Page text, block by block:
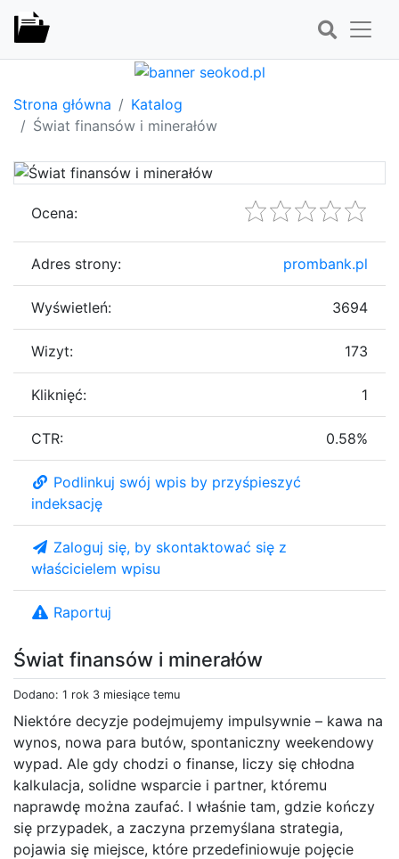
Strona główna
Katalog
Świat finansów i minerałów
Świat finansów i minerałów
Dodano: 1 rok 3 miesiące temu
Niektóre decyzje podejmujemy impulsywnie – kawa na
wynos, nowa para butów, spontaniczny weekendowy
wypad. Ale gdy chodzi o finanse, liczy się chłodna
kalkulacja, solidne wsparcie i partner, któremu
naprawdę można zaufać. I właśnie tam, gdzie kończy
się przypadek, a zaczyna przemyślana strategia,
pojawia się miejsce, które przedefiniowuje pojęcie
Ocena:
Adres strony: prombank.pl
Wyświetleń: 3694
Wizyt: 173
Kliknięć: 1
CTR: 0.58%
Podlinkuj swój wpis by przyśpieszyć
indeksację
Zaloguj się, by skontaktować się z
właścicielem wpisu
Raportuj